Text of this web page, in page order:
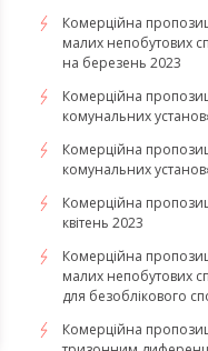
​​​​​​​Комерційна
малих непобутових
на березень 2023
​​​​​​​Комерційна
комунальних
Комерційна
комунальних
Комерційна
квітень 2023
Комерційна
малих непобутових
для безоблікового
Комерційна